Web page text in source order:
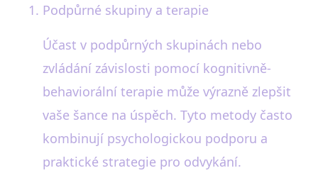
Podpůrné skupiny a terapie
Účast v podpůrných skupinách nebo
zvládání závislosti pomocí kognitivně-
behaviorální terapie může výrazně zlepšit
vaše šance na úspěch. Tyto metody často
kombinují psychologickou podporu a
praktické strategie pro odvykání.